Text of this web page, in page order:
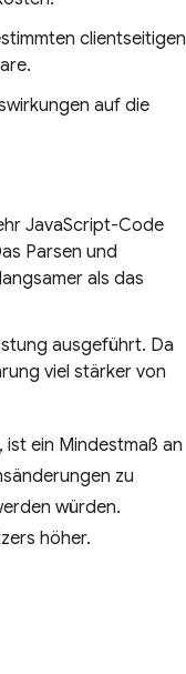
clientseitigen
auf die
JavaScript-Code
Parsen und
als das
ausgeführt. Da
viel stärker von
ein Mindestmaß an
zu
würden.
höher.